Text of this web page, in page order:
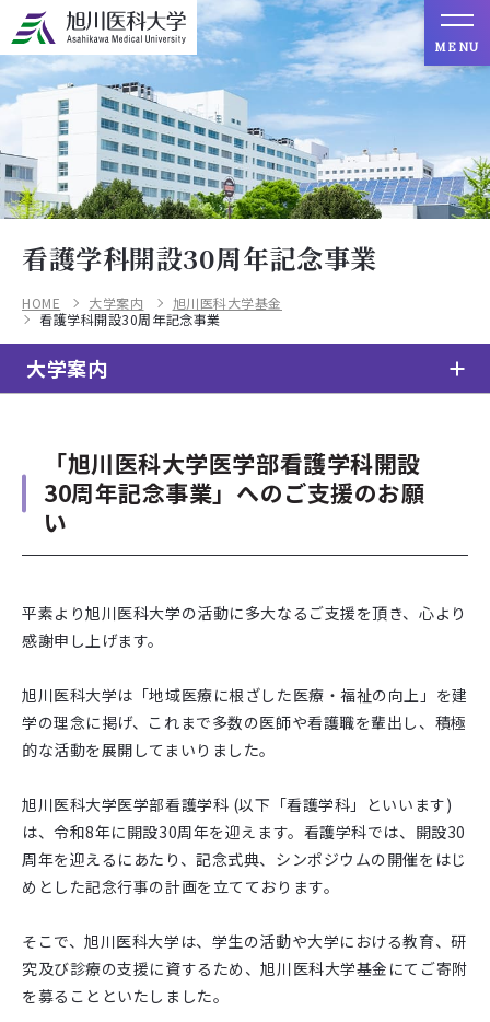
MENU
看護学科開設30周年記念事業
HOME 大学案内
旭川医科大学基金
看護学科開設30周年記念事業
「旭川医科大学医学部看護学科開設
30周年記念事業」へのご支援のお願
い
平素より旭川医科大学の活動に多大なるご支援を頂き、心より
感謝申し上げます。
旭川医科大学は「地域医療に根ざした医療・福祉の向上」を建
学の理念に掲げ、これまで多数の医師や看護職を輩出し、積極
的な活動を展開してまいりました。
旭川医科大学医学部看護学科 (以下「看護学科」といいます)
は、令和8年に開設30周年を迎えます。看護学科では、開設30
周年を迎えるにあたり、記念式典、シンポジウムの開催をはじ
めとした記念行事の計画を立てております。
そこで、旭川医科大学は、学生の活動や大学における教育、研
究及び診療の支援に資するため、旭川医科大学基金にてご寄附
を募ることといたしました。
大学案内